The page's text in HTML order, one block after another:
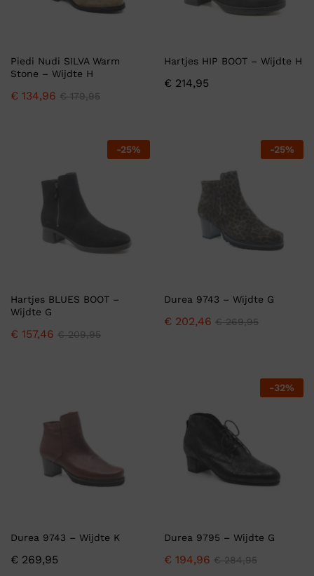
Piedi Nudi SILVA Warm
Stone – Wijdte H
€ 134,96 €179,95
Hartjes HIP BOOT – Wijdte H
€ 214,95
-25%
Hartjes BLUES BOOT –
Wijdte G
€ 157,46 €209,95
-25%
Durea 9743 – Wijdte G
€ 202,46 €269,95
Durea 9743 – Wijdte K
€ 269,95
-32%
Durea 9795 – Wijdte G
€ 194,96 €284,95